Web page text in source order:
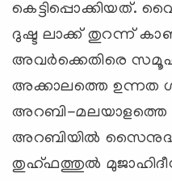
കെട്ടിപ്പൊക്കിയത്.
ദുഷ്ട ലാക്ക് തുറന്ന്
അവര്‍ക്കെതിരെ
അക്കാലത്തെ ഉന്നത
അറബി-മലയാളത്തെ
അറബിയില്‍
തുഹ്ഫത്തുല്‍